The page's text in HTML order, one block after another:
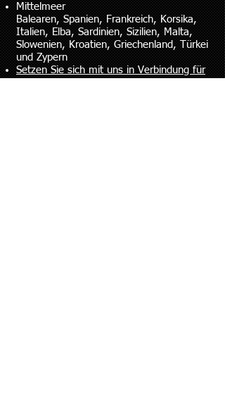
Mittelmeer
Balearen, Spanien, Frankreich, Korsika,
Italien, Elba, Sardinien, Sizilien, Malta,
Slowenien, Kroatien, Griechenland, Türkei
und Zypern
Setzen Sie sich mit uns in Verbindung für